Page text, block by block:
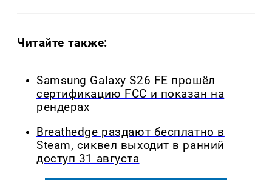
Читайте также:
Samsung Galaxy S26 FE прошёл
сертификацию FCC и показан на
рендерах
Breathedge раздают бесплатно в
Steam, сиквел выходит в ранний
доступ 31 августа